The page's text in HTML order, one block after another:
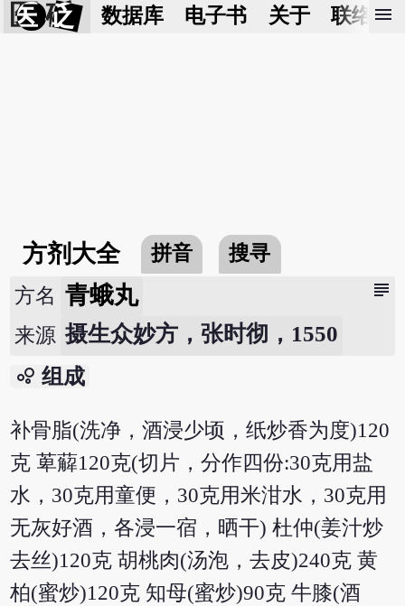
医 砭 数据库 电子书 关于 联络我
menu
方剂大全 拼音 搜寻
subject
方名 青蛾丸
来源 摄生众妙方，张时彻，1550
bubble_chart 组成
补骨脂(洗净，酒浸少顷，纸炒香为度)120
克 萆薢120克(切片，分作四份:30克用盐
水，30克用童便，30克用米泔水，30克用
无灰好酒，各浸一宿，晒干) 杜仲(姜汁炒
去丝)120克 胡桃肉(汤泡，去皮)240克 黄
柏(蜜炒)120克 知母(蜜炒)90克 牛膝(酒